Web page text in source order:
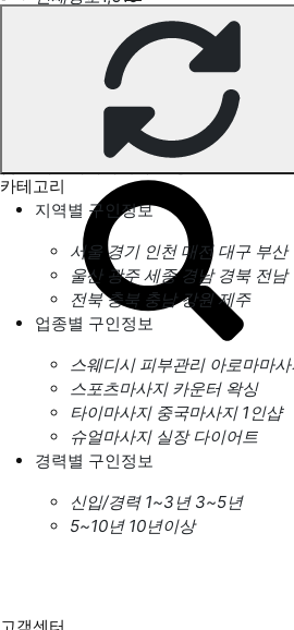
고객센터
전국업체정보 마사지가이드
업체 서비스 관리
개인 서비스 관리
카테고리
지역별 구인정보
서울 경기 인천 대전 대구 부산
울산 광주 세종 경남 경북 전남
전북 충북 충남 강원 제주
업종별 구인정보
스웨디시 피부관리 아로마마
스포츠마사지 카운터 왁싱
타이마사지 중국마사지 1인샵
슈얼마사지 실장 다이어트
경력별 구인정보
신입/경력 1~3년 3~5년
5~10년 10년이상